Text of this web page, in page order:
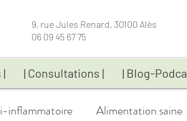
9, rue Jules Renard, 30100 Alès
06 09 45 67 75
| | Consultations | | Blog-
inflammatoire Alimentation saine